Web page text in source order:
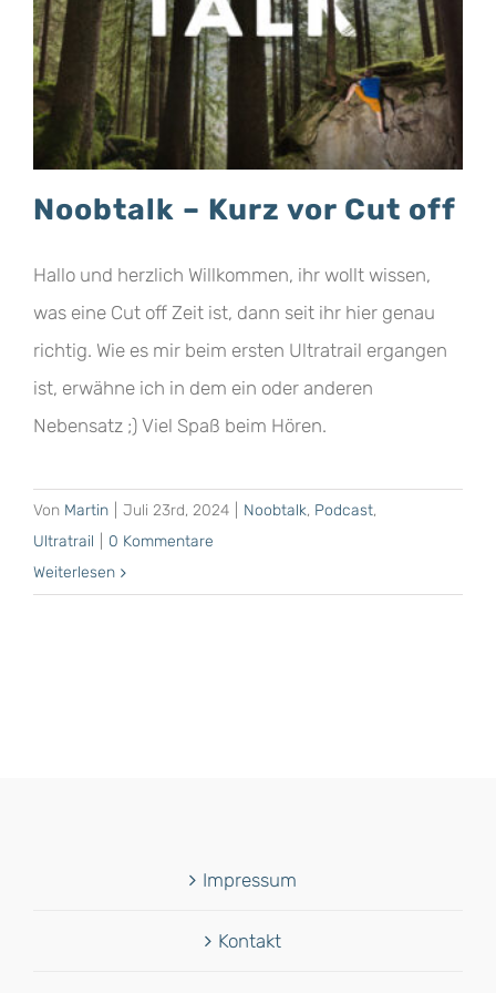
Noobtalk – Kurz vor Cut off
Hallo und herzlich Willkommen, ihr wollt wissen,
was eine Cut off Zeit ist, dann seit ihr hier genau
richtig. Wie es mir beim ersten Ultratrail ergangen
ist, erwähne ich in dem ein oder anderen
Nebensatz ;) Viel Spaß beim Hören.
Von Martin Juli 23rd, 2024 Noobtalk, Podcast,
Ultratrail
0 Kommentare
Weiterlesen
Impressum
Kontakt